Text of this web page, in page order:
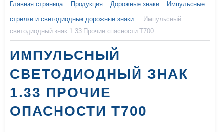
Главная страница Продукция Дорожные знаки
Импульсные
стрелки и светодиодные дорожные знаки
Импульсный
светодиодный знак 1.33 Прочие опасности Т700
ИМПУЛЬСНЫЙ
СВЕТОДИОДНЫЙ ЗНАК
1.33 ПРОЧИЕ
ОПАСНОСТИ Т700